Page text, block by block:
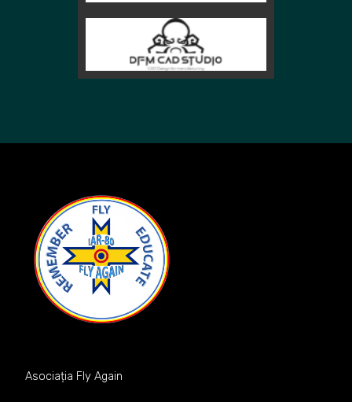
Asociația Fly Again